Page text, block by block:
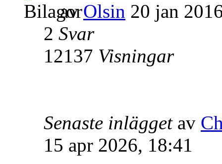
avOlsin 20 jan
2 Svar
12137 Visningar
Senaste inlägget av
15 apr 2026, 18:41